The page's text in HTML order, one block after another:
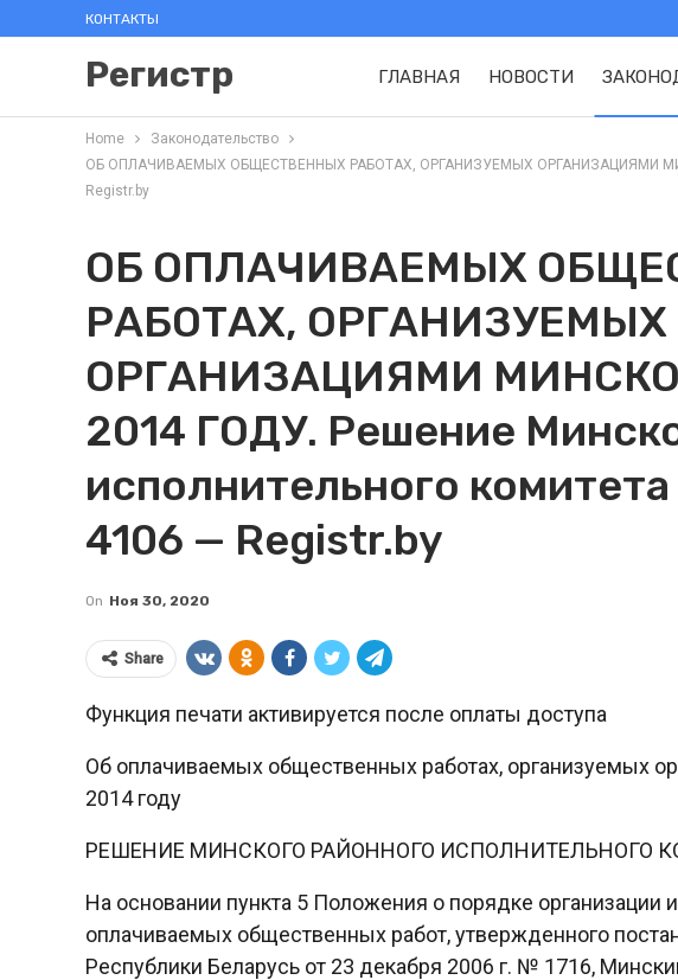
КОНТАКТЫ
Регистр ГЛАВНАЯ НОВОСТИ
Home
Законодательство
ОБ ОПЛАЧИВАЕМЫХ ОБЩЕСТВЕННЫХ РАБОТАХ, ОРГАНИЗУЕМЫХ ОРГАНИЗАЦИЯМИ
Registr.by
ОБ ОПЛАЧИВАЕМЫХ
РАБОТАХ, ОРГАНИЗУЕМЫХ
ОРГАНИЗАЦИЯМИ
2014 ГОДУ. Решение
исполнительного
4106 — Registr.by
On Ноя 30, 2020
Share
Функция печати активируется после оплаты доступа
Об оплачиваемых общественных работах, организуемых
2014 году
РЕШЕНИЕ МИНСКОГО РАЙОННОГО ИСПОЛНИТЕЛЬНОГО
На основании пункта 5 Положения о порядке организации
оплачиваемых общественных работ, утвержденного
Республики Беларусь от 23 декабря 2006 г. № 1716,